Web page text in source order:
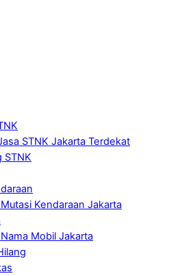
STNK Jakarta Terdekat
STNK
Kendaraan Jakarta
Mobil Jakarta